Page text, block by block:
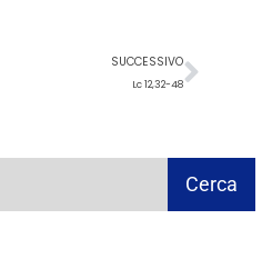
SUCCESSIVO
Lc 12,32-48
Cerca